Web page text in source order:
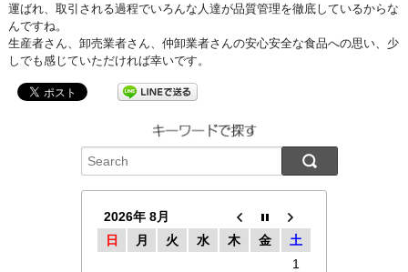
運ばれ、取引される過程でいろんな人達が品質管理を徹底しているからな
んですね。
生産者さん、卸売業者さん、仲卸業者さんの安心安全な食品への思い、少
しでも感じていただければ幸いです。
2026年 8月
日
月 火 水 木 金
土
1